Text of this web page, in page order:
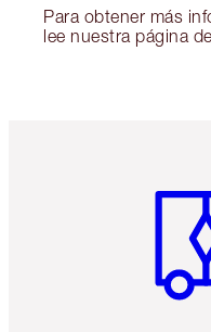
Para obtener más
lee nuestra página